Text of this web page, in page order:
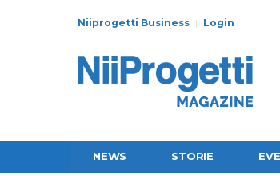
Niiprogetti Business Login
NEWS STORIE